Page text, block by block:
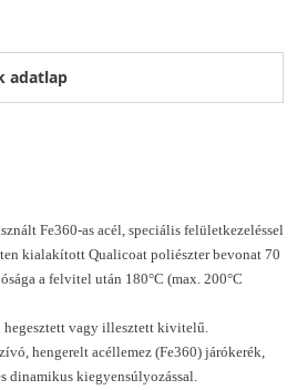
adatlap
Fe360-as acél, speciális felületkezeléssel
kialakított Qualicoat poliészter bevonat 70
a felvitel után 180°C (max. 200°C
hegesztett vagy illesztett kivitelű.
hengerelt acéllemez (Fe360) járókerék,
dinamikus kiegyensúlyozással.